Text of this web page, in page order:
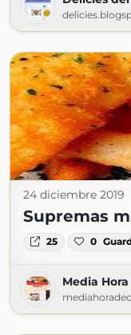
24 diciembre 2019
Supremas
25 0
Media